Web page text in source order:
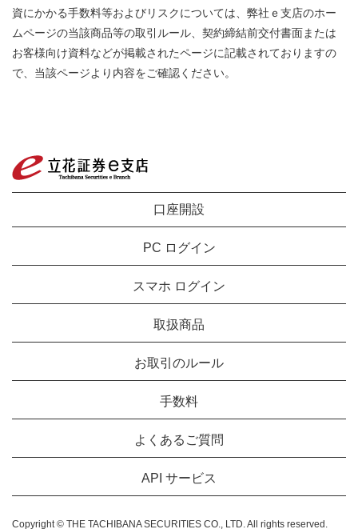
資にかかる手数料等およびリスクについては、弊社ｅ支店のホー
ムページの当該商品等の取引ルール、契約締結前交付書面または
お客様向け資料などが掲載されたページに記載されておりますの
で、当該ページより内容をご確認ください。
口座開設
PC ログイン
スマホ ログイン
取扱商品
お取引のルール
手数料
よくあるご質問
API サービス
Copyright © THE TACHIBANA SECURITIES CO., LTD. All rights reserved.